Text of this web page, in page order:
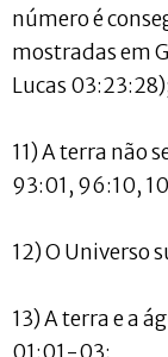
número é
mostradas em
Lucas
11) A terra não
93:01, 96:10,
12) O Universo
13) A terra e a